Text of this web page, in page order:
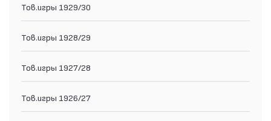
Тов.игры 1929/30
Тов.игры 1928/29
Тов.игры 1927/28
Тов.игры 1926/27